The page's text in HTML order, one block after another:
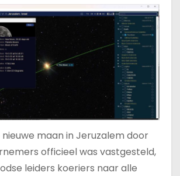
nieuwe maan in Jeruzalem door
officieel was vastgesteld,
leiders koeriers naar alle